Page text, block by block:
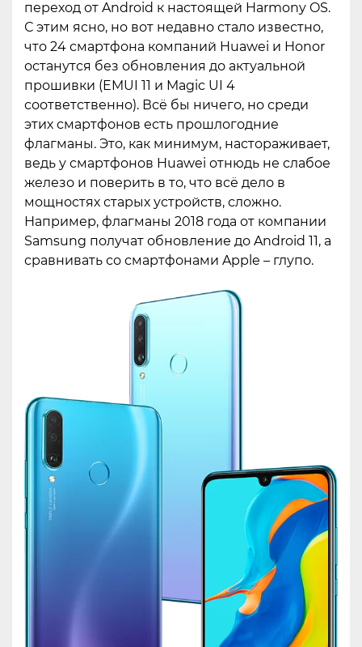
переход от Android к настоящей Harmony OS.
С этим ясно, но вот недавно стало известно,
что 24 смартфона компаний Huawei и Honor
останутся без обновления до актуальной
прошивки (EMUI 11 и Magic UI 4
соответственно). Всё бы ничего, но среди
этих смартфонов есть прошлогодние
флагманы. Это, как минимум, настораживает,
ведь у смартфонов Huawei отнюдь не слабое
железо и поверить в то, что всё дело в
мощностях старых устройств, сложно.
Например, флагманы 2018 года от компании
Samsung получат обновление до Android 11, а
сравнивать со смартфонами Apple – глупо.